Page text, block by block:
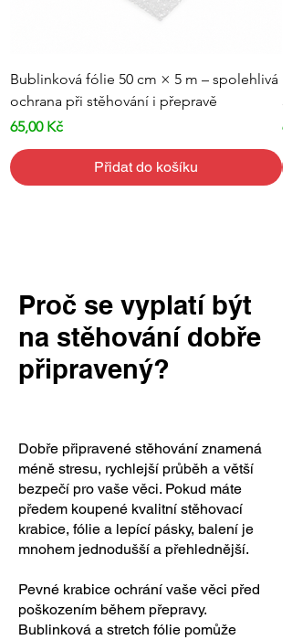
Bublinková fólie 50 cm × 5 m – spolehlivá
ochrana při stěhování i přepravě
Cena
65,00 Kč
Přidat do košíku
Proč se vyplatí být
na stěhování dobře
připravený?
Dobře připravené stěhování znamená
méně stresu, rychlejší průběh a větší
bezpečí pro vaše věci. Pokud máte
předem koupené kvalitní stěhovací
krabice, fólie a lepící pásky, balení je
mnohem jednodušší a přehlednější.
Pevné krabice ochrání vaše věci před
poškozením během přepravy.
Bublinková a stretch fólie pomůže